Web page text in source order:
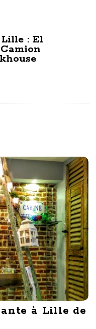
: El
à Lille de